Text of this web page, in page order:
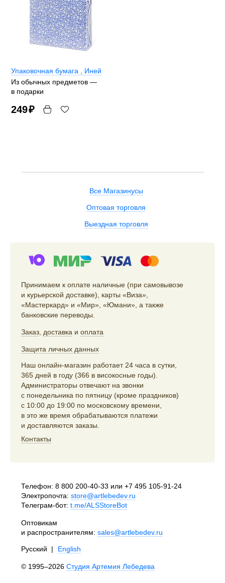
Упаковочная бумага
, Иней
Из обычных предметов —
в подарки
249₽
Все Магазинусы
Оптовая торговля
Выездная торговля
Принимаем к оплате наличные (при самовывозе
и курьерской доставке), карты «Виза»,
«Мастеркард» и «Мир», «Юмани», а также
банковские переводы.
Заказ доставка и оплата
Защита личных данных
Наш онлайн-магазин работает 24 часа в сутки,
365 дней в году (366 в високосные годы).
Администраторы отвечают на звонки
с понедельника по пятницу (кроме праздников)
с 10:00 до 19:00 по московскому времени,
в это же время обрабатываются платежи
и доставляются заказы.
Контакты
Телефон: 8 800 200-40-33 или +7 495 105-91-24
Электропочта: store@artlebedev.ru
Телеграм-бот: t.me/ALSStoreBot
Оптовикам
и распространителям: sales@artlebedev.ru
Русский | English
© 1995–2026 Студия Артемия Лебедева